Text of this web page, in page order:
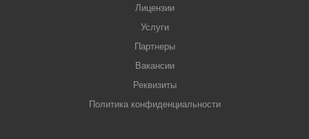
Лицензии
Услуги
Партнеры
Вакансии
Реквизиты
Политика конфиденциальности